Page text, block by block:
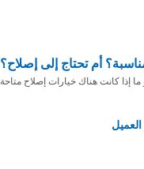
أم تحتاج إلى إصلاح؟
إذا كانت هناك خيارات إصلاح متاحة